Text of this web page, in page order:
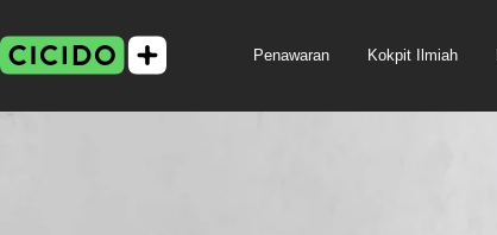
ke
konten
Penawaran Kokpit Ilmiah
CICIDO
Shop